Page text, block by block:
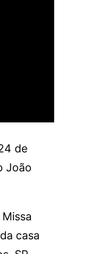
de
João
casa